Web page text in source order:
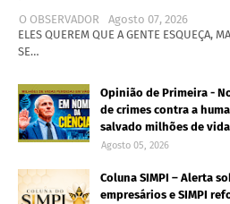
O OBSERVADOR
Agosto 07, 2026
ELES QUEREM QUE A GENTE ESQUEÇA,
SE…
Opinião de Primeira -
de crimes contra a
salvado milhões de
Agosto 05, 2026
Coluna SIMPI – Alerta
empresários e SIMPI